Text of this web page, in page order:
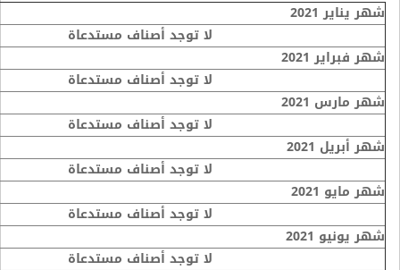
شهر يناير 2021
لا توجد أصناف مستدعاة
شهر فبراير 2021
لا توجد أصناف مستدعاة
شهر مارس 2021
لا توجد أصناف مستدعاة
شهر أبريل 2021
لا توجد أصناف مستدعاة
شهر مايو 2021
لا توجد أصناف مستدعاة
شهر يونيو 2021
لا توجد أصناف مستدعاة